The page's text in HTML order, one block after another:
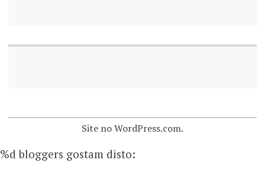
Site no WordPress.com.
%d bloggers gostam disto: